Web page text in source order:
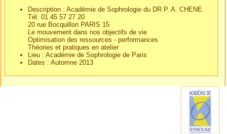
Description : Académie de Sophrologie du DR P. A. CHENE.
Tél. 01 45 57 27 20
20 rue Bocquillon PARIS 15
Le mouvement dans nos objectifs de vie
Optimisation des ressources - performances
Théories et pratiques en atelier
Lieu : Académie de Sophrologie de Paris
Dates : Automne 2013